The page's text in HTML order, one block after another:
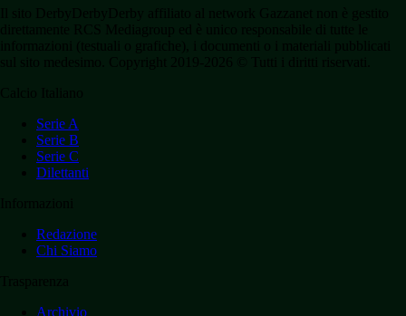
Serie A
Serie B
Serie C
Dilettanti
Redazione
Chi Siamo
Archivio